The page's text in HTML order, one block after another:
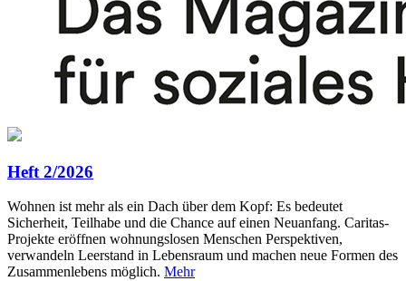
Heft 2/2026
Wohnen ist mehr als ein Dach über dem Kopf: Es bedeutet
Sicherheit, Teilhabe und die Chance auf einen Neuanfang. Caritas-
Projekte eröffnen wohnungslosen Menschen Perspektiven,
verwandeln Leerstand in Lebensraum und machen neue Formen des
Zusammenlebens möglich. Mehr